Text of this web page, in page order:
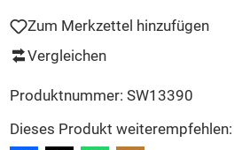
Zum Merkzettel hinzufügen
Vergleichen
Produktnummer: SW13390
Dieses Produkt weiterempfehlen: